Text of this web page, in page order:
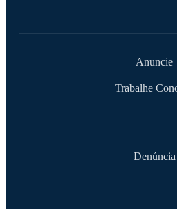
Anuncie
Trabalhe
Denúncia